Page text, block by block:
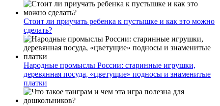
Стоит ли приучать ребенка к пустышке и как это можно
сделать?
Народные промыслы России: старинные игрушки,
деревянная посуда, «цветущие» подносы и знаменитые
платки